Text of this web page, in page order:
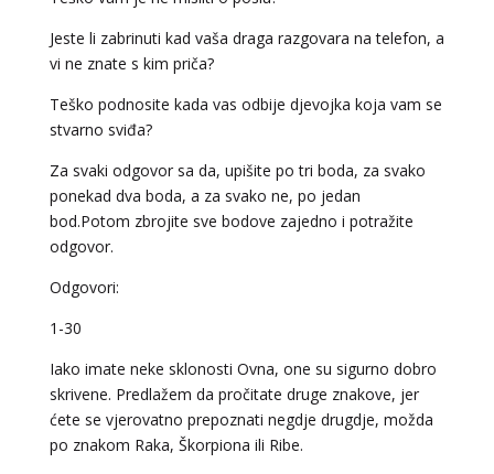
Jeste li zabrinuti kad vaša draga razgovara na telefon, a
vi ne znate s kim priča?
Teško podnosite kada vas odbije djevojka koja vam se
stvarno sviđa?
Za svaki odgovor sa da, upišite po tri boda, za svako
ponekad dva boda, a za svako ne, po jedan
bod.Potom zbrojite sve bodove zajedno i potražite
odgovor.
Odgovori:
1­-30
Iako imate neke sklonosti Ovna, one su sigurno dobro
skrivene. Predlažem da pročitate druge znakove, jer
ćete se vjerovatno prepoznati negdje drugdje, možda
po znakom Raka, Škorpiona ili Ribe.
TEHNIKE: tarot, tarot marseille, ljubavni tarot, visak
Broj tel: 064/600-600
tel:0,93€ - mob:1,12€ min